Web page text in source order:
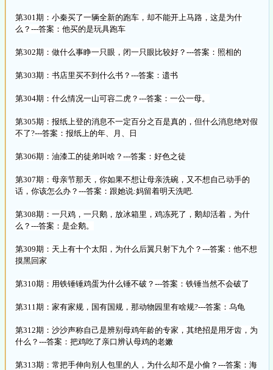
第301期：小秦买了一辆全新的跑车，却不能开上马路，这是为什
么？---答案：他买的是玩具跑车
第302期：做什么事睁一只眼，闭一只眼比较好？---答案：照相的
第303期：书店里买不到什么书？---答案：遗书
第304期：什么情况一山可容二虎？---答案：一公一母。
第305期：报纸上登的消息不一定百分之百是真的，但什么消息绝对假
不了?---答案：报纸上的年、月、日
第306期：油漆工的徒弟叫啥？---答案：好色之徒
第307期：母亲节那天，你如果不想让母亲洗碗，又不想自己动手的
话，你该怎么办？---答案：跟她说:妈留着明天洗吧.
第308期：一只鸡，一只鹅，放冰箱里，鸡冻死了，鹅却活着，为什
么？---答案：是企鹅。
第309期：天上有十个太阳，为什么后翼只射下九个？---答案：他不想
摸黑回家
第310期：用铁锤锤鸡蛋为什么锤不破？---答案：铁锤当然不会破了
第311期：家有家规，国有国规，那动物园里有啥规?---答案：乌龟
第312期：沙沙声称自己是辨别母鸡年龄的专家，其绝招是用牙齿，为
什么？---答案：把鸡吃了亲口辨认母鸡的老嫩
第313期：常把手伸向别人包里的人，为什么却不是小偷？---答案：海